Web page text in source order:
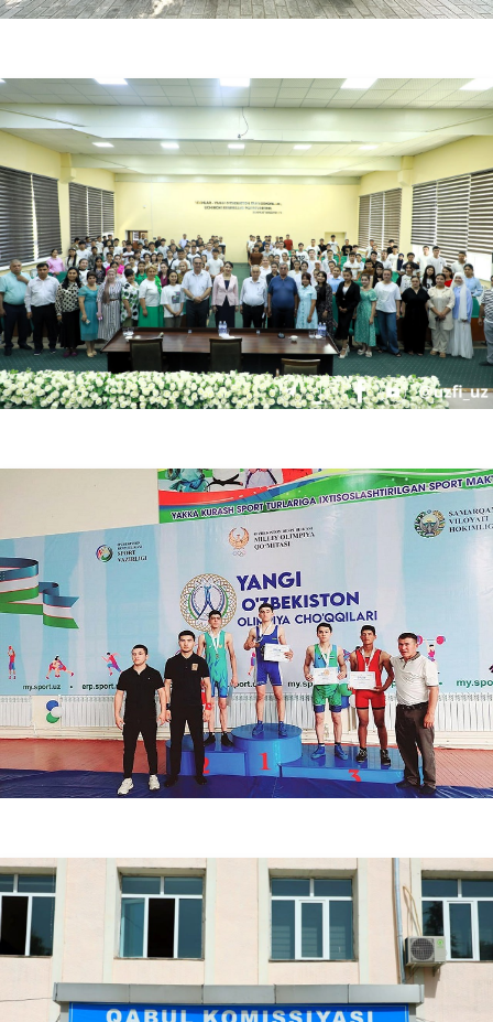
06.21.2025
Shahzoda Negmatova “Viloyat hokimi olimpiadasi” g‘oliblarini taqdirladi
06.20.2025
06.20.2025 7306